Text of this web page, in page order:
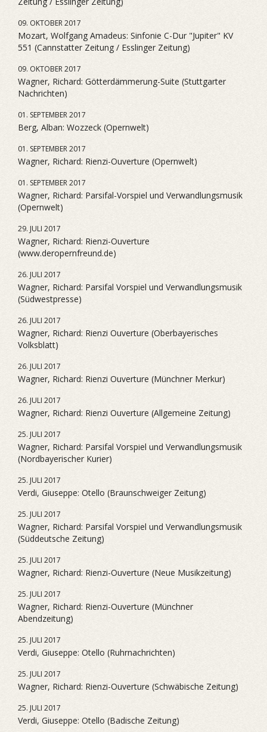
09. OKTOBER 2017
Mozart, Wolfgang Amadeus: Sinfonie C-Dur "Jupiter" KV
551 (Cannstatter Zeitung / Esslinger Zeitung)
09. OKTOBER 2017
Wagner, Richard: Götterdämmerung-Suite (Stuttgarter
Nachrichten)
01. SEPTEMBER 2017
Berg, Alban: Wozzeck (Opernwelt)
01. SEPTEMBER 2017
Wagner, Richard: Rienzi-Ouverture (Opernwelt)
01. SEPTEMBER 2017
Wagner, Richard: Parsifal-Vorspiel und Verwandlungsmusik
(Opernwelt)
29. JULI 2017
Wagner, Richard: Rienzi-Ouverture
(www.deropernfreund.de)
26. JULI 2017
Wagner, Richard: Parsifal Vorspiel und Verwandlungsmusik
(Südwestpresse)
26. JULI 2017
Wagner, Richard: Rienzi Ouverture (Oberbayerisches
Volksblatt)
26. JULI 2017
Wagner, Richard: Rienzi Ouverture (Münchner Merkur)
26. JULI 2017
Wagner, Richard: Rienzi Ouverture (Allgemeine Zeitung)
25. JULI 2017
Wagner, Richard: Parsifal Vorspiel und Verwandlungsmusik
(Nordbayerischer Kurier)
25. JULI 2017
Verdi, Giuseppe: Otello (Braunschweiger Zeitung)
25. JULI 2017
Wagner, Richard: Parsifal Vorspiel und Verwandlungsmusik
(Süddeutsche Zeitung)
25. JULI 2017
Wagner, Richard: Rienzi-Ouverture (Neue Musikzeitung)
25. JULI 2017
Wagner, Richard: Rienzi-Ouverture (Münchner
Abendzeitung)
25. JULI 2017
Verdi, Giuseppe: Otello (Ruhrnachrichten)
25. JULI 2017
Wagner, Richard: Rienzi-Ouverture (Schwäbische Zeitung)
25. JULI 2017
Verdi, Giuseppe: Otello (Badische Zeitung)